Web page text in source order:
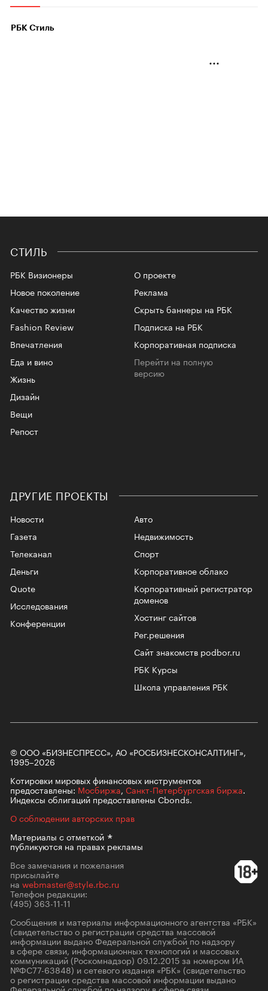
РБК Стиль
СТИЛЬ
РБК Визионеры
Новое поколение
Качество жизни
Fashion Review
Впечатления
Еда и вино
Жизнь
Дизайн
Вещи
Репост
О проекте
Реклама
Скрыть баннеры на РБК
Подписка на РБК
Корпоративная подписка
Перейти на полную
версию
ДРУГИЕ ПРОЕКТЫ
Новости
Газета
Телеканал
Авто
Недвижимость
Спорт
Корпоративное облако
Корпоративный регистратор
доменов
Хостинг сайтов
Рег.решения
Сайт знакомств podbor.ru
РБК Курсы
Школа управления РБК
Деньги
Quote
Исследования
Конференции
© ООО «БИЗНЕСПРЕСС», АО «РОСБИЗНЕСКОНСАЛТИНГ»,
1995–2026
Котировки мировых финансовых инструментов
предоставлены: Мосбиржа, Санкт-Петербургская биржа.
Индексы облигаций предоставлены Cbonds.
О соблюдении авторских прав
Материалы сотметкой
публикуются на правах рекламы
Все замечания и пожелания
присылайте
на webmaster@style.rbc.ru
Телефон редакции:
(495) 363-11-11
Сообщения и материалы информационного агентства «РБК»
(свидетельство о регистрации средства массовой
информации выдано Федеральной службой по надзору
в сфере связи, информационных технологий и массовых
коммуникаций (Роскомнадзор) 09.12.2015 за номером ИА
№ФС77-63848) и сетевого издания «РБК» (свидетельство
о регистрации средства массовой информации выдано